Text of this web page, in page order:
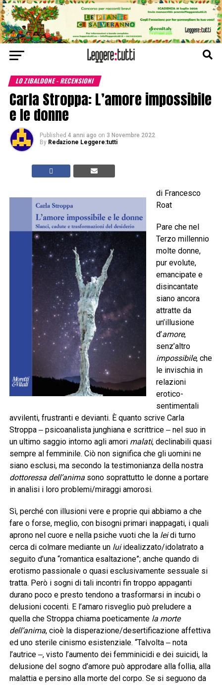
LO ZIBALDONE - RECENSIONI
Carla Stroppa: L’amore impossibile
e le donne
Published 4 anni ago on 3 Novembre 2022
By Redazione Leggere:tutti
di Francesco
Roat
Pare che nel
Terzo millennio
molte donne,
pur evolute,
emancipate e
disincantate
siano ancora
attratte da
un’illusione
d’amore,
senz’altro
impossibile, che
le invischia in
relazioni
erotico-
sentimentali
avvilenti, frustranti e devianti. È quanto scrive Carla
Stroppa ‒ psicoanalista junghiana e scrittrice ‒ nel suo in
un ultimo saggio intorno agli amori malati, declinabili quasi
sempre al femminile. Ciò non significa che gli uomini ne
siano esclusi, ma secondo la testimonianza della nostra
dottoressa dell’animasono soprattutto le donne a portare
in analisi i loro problemi/miraggi amorosi.
Sì, perché con illusioni vere e proprie qui abbiamo a che
fare o forse, meglio, con bisogni primari inappagati, i quali
aprono nel cuore e nella psiche vuoti che la leidi turno
cerca di colmare mediante un luiidealizzato/idolatrato a
seguito d’una “romantica esaltazione”; anche quando di
erotismo passionale o quasi esclusivamente sessuale si
tratta. Però i sogni di tali incontri fin troppo appaganti
durano poco e presto tendono a trasformarsi in incubi o
delusioni cocenti. E l’amaro risveglio può preludere a
quella che Stroppa chiama poeticamente la morte
dell’anima, cioè la disperazione/desertificazione affettiva
ed uno sterile cinismo esistenziale. “Talvolta ‒ nota
l’autrice ‒, visto l’aumento dei femminicidi e dei suicidi, la
delusione del sogno d’amore può approdare alla follia, alla
malattia e persino alla morte del corpo. Se si seguono da